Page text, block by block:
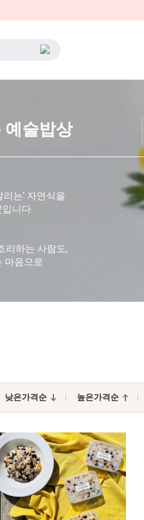
예술밥상
는‘ 자연식을
니다.
리하는 사람도,
마음으로
낮은가격순 높은가격순